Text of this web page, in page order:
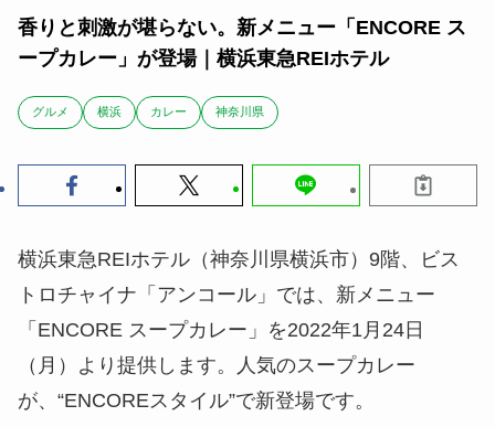
香りと刺激が堪らない。新メニュー「ENCORE ス
ープカレー」が登場｜横浜東急REIホテル
グルメ 横浜 カレー 神奈川県
横浜東急REIホテル（神奈川県横浜市）9階、ビス
トロチャイナ「アンコール」では、新メニュー
「ENCORE スープカレー」を2022年1月24日
（月）より提供します。人気のスープカレー
が、“ENCOREスタイル”で新登場です。